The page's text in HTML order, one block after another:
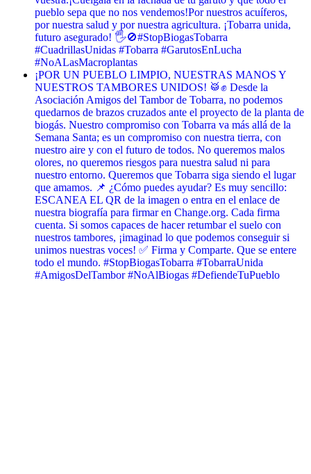
pueblo sepa que no nos vendemos! ​Por nuestros acuíferos,
por nuestra salud y por nuestra agricultura. ¡Tobarra unida,
futuro asegurado! 🖐️🚫 ​#StopBiogasTobarra
#CuadrillasUnidas #Tobarra #GarutosEnLucha
#NoALasMacroplantas
¡POR UN PUEBLO LIMPIO, NUESTRAS MANOS Y
NUESTROS TAMBORES UNIDOS! 🥁✊ Desde la
Asociación Amigos del Tambor de Tobarra, no podemos
quedarnos de brazos cruzados ante el proyecto de la planta de
biogás. Nuestro compromiso con Tobarra va más allá de la
Semana Santa; es un compromiso con nuestra tierra, con
nuestro aire y con el futuro de todos. No queremos malos
olores, no queremos riesgos para nuestra salud ni para
nuestro entorno. Queremos que Tobarra siga siendo el lugar
que amamos. 📌 ¿Cómo puedes ayudar? Es muy sencillo:
ESCANEA EL QR de la imagen o entra en el enlace de
nuestra biografía para firmar en Change.org. Cada firma
cuenta. Si somos capaces de hacer retumbar el suelo con
nuestros tambores, ¡imaginad lo que podemos conseguir si
unimos nuestras voces! ✅ Firma y Comparte. Que se entere
todo el mundo. #StopBiogasTobarra #TobarraUnida
#AmigosDelTambor #NoAlBiogas #DefiendeTuPueblo